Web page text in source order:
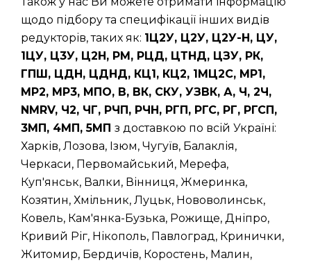
щодо підбору та специфікації інших видів
редукторів, таких як: 1Ц2У, Ц2У, Ц2У-Н, ЦУ,
1ЦУ, Ц3У, Ц2Н, РМ, РЦД, ЦТНД, ЦЗУ, РК,
ГПШ, ЦДН, ЦДНД, КЦ1, КЦ2, 1МЦ2С, МР1,
МР2, МР3, МПО, В, ВК, СКУ, УЗВК, А, Ч, 2Ч,
NMRV, Ч2, ЧГ, РЧП, РЧН, РГП, РГС, РГ, РГСП,
3МП, 4МП, 5МП з доставкою по всій Україні:
Харків, Лозова, Ізюм, Чугуїв, Балаклія,
Черкаси, Первомайський, Мерефа,
Куп'янськ, Валки, Вінниця, Жмеринка,
Козятин, Хмільник, Луцьк, Нововолинськ,
Ковель, Кам'янка-Бузька, Рожище, Дніпро,
Кривий Ріг, Нікополь, Павлоград, Кринички,
Житомир, Бердичів, Коростень, Малин,